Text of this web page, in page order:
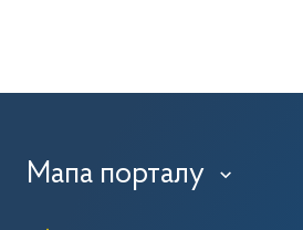
Мапа порталу ›